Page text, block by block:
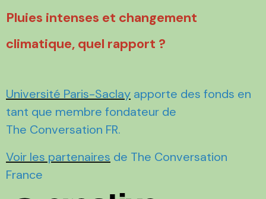
Pluies intenses et changement
climatique, quel rapport ?
Université Paris-Saclay apporte des fonds en
tant que membre fondateur de
The Conversation FR.
Voir les partenaires de The Conversation
France